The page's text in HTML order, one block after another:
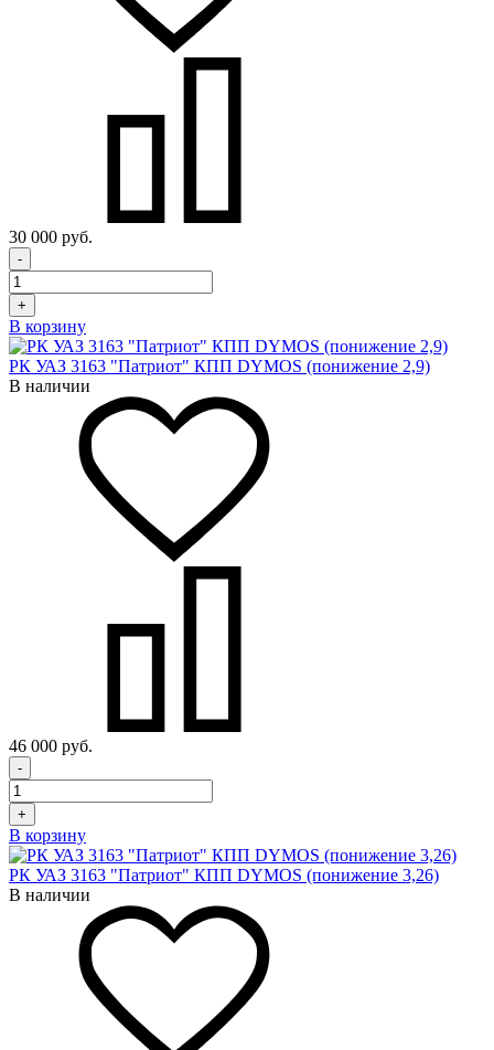
30 000 руб.
-
+
В корзину
РК УАЗ 3163 "Патриот" КПП DYMOS (понижение 2,9)
В наличии
46 000 руб.
-
+
В корзину
РК УАЗ 3163 "Патриот" КПП DYMOS (понижение 3,26)
В наличии